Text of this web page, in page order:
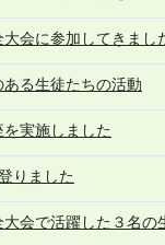
会に参加してきまし
る生徒たちの活動
を実施しました
りました
会で活躍した３名の